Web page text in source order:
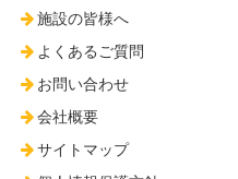
施設の皆様へ
よくあるご質問
お問い合わせ
会社概要
サイトマップ